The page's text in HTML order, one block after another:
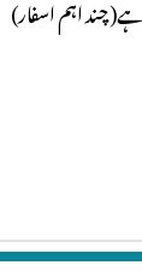
اہم اسفار)